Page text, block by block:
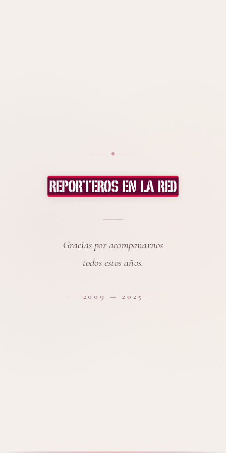
Gracias por acompañarnos
todos estos años.
2009 — 2025